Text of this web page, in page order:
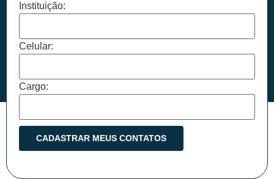
Instituição:
Celular:
Cargo: